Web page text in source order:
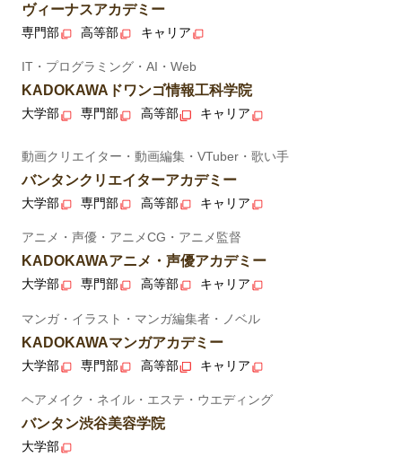
ヴィーナスアカデミー
専門部 高等部 キャリア
IT・プログラミング・AI・Web
KADOKAWAドワンゴ情報工科学院
大学部 専門部 高等部 キャリア
動画クリエイター・動画編集・VTuber・歌い手
バンタンクリエイターアカデミー
大学部 専門部 高等部 キャリア
アニメ・声優・アニメCG・アニメ監督
KADOKAWAアニメ・声優アカデミー
大学部 専門部 高等部 キャリア
マンガ・イラスト・マンガ編集者・ノベル
KADOKAWAマンガアカデミー
大学部 専門部 高等部 キャリア
ヘアメイク・ネイル・エステ・ウエディング
バンタン渋谷美容学院
大学部